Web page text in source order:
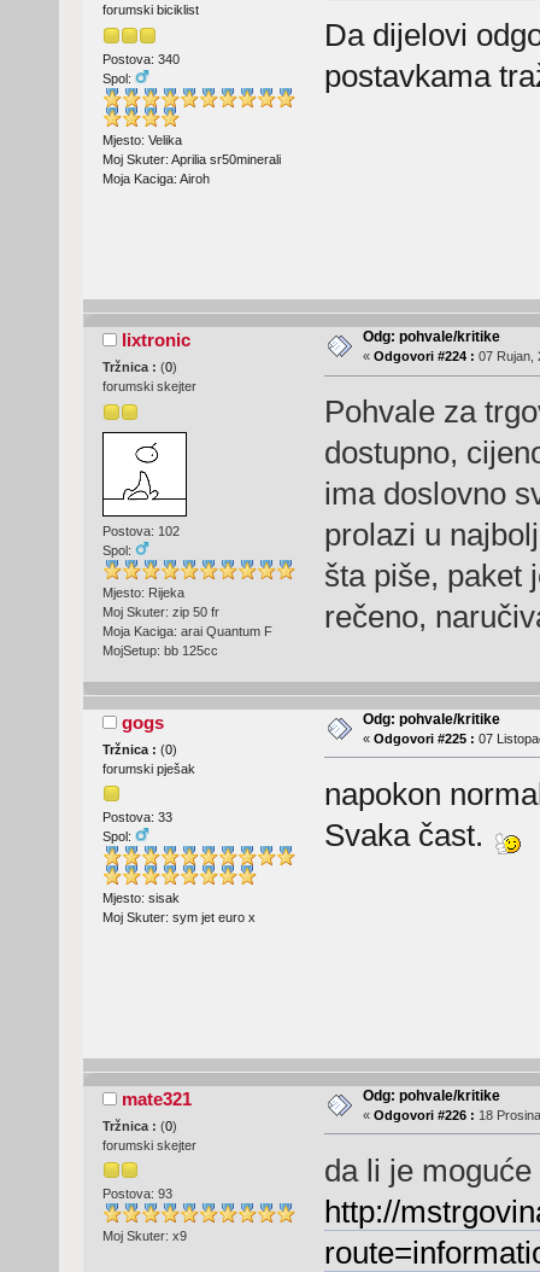
forumski biciklist
Postova: 340
Spol:
Mjesto: Velika
Moj Skuter: Aprilia sr50minerali
Moja Kaciga: Airoh
Da dijelovi
postavkama
lixtronic
Tržnica : (0)
forumski skejter
Postova: 102
Spol:
Mjesto: Rijeka
Moj Skuter: zip 50 fr
Moja Kaciga: arai Quantum F
MojSetup: bb 125cc
Odg: pohvale/kritike
« Odgovori #224 : 07 Rujan,
Pohvale za
dostupno,
ima doslovno
prolazi u
šta piše, paket
rečeno,
gogs
Tržnica : (0)
forumski pješak
Postova: 33
Spol:
Mjesto: sisak
Moj Skuter: sym jet euro x
Odg: pohvale/kritike
« Odgovori #225 : 07
napokon
Svaka čast.
mate321
Tržnica : (0)
forumski skejter
Postova: 93
Moj Skuter: x9
Odg: pohvale/kritike
« Odgovori #226 : 18
da li je
http://